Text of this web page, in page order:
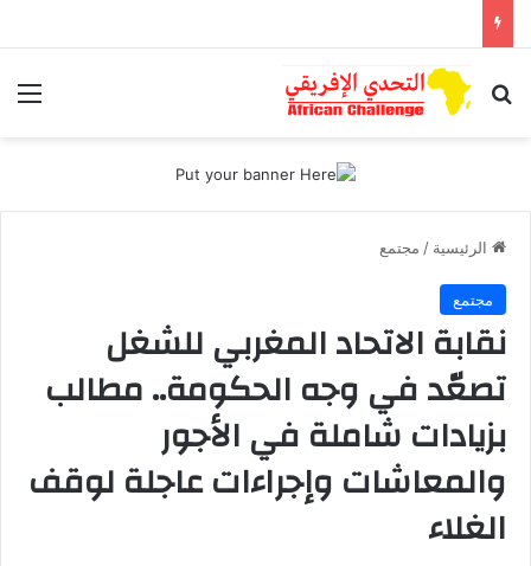
بحث عن
الرئيسية / مجتمع
مجتمع
نقابة الاتحاد المغربي للشغل
تصعّد في وجه الحكومة.. مطالب
بزيادات شاملة في الأجور
والمعاشات وإجراءات عاجلة لوقف
الغلاء